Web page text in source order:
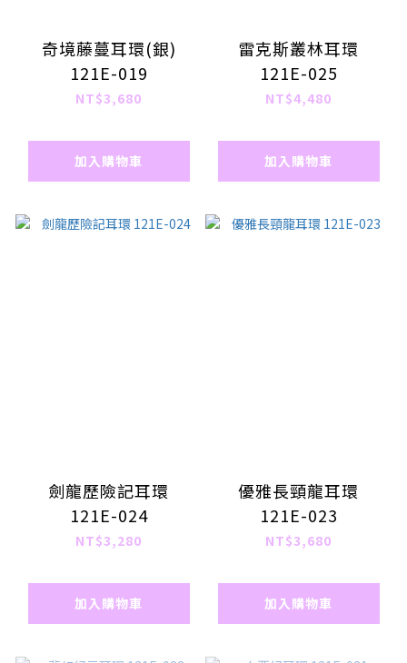
奇境藤蔓耳環(銀)
121E-019
NT$3,680
加入購物車
雷克斯叢林耳環
121E-025
NT$4,480
加入購物車
劍龍歷險記耳環
121E-024
NT$3,280
加入購物車
優雅長頸龍耳環
121E-023
NT$3,680
加入購物車